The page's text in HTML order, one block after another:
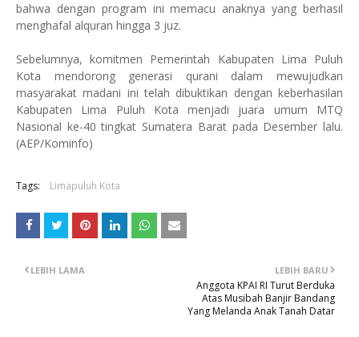
bahwa dengan program ini memacu anaknya yang berhasil
menghafal alquran hingga 3 juz.
Sebelumnya, komitmen Pemerintah Kabupaten Lima Puluh
Kota mendorong generasi qurani dalam mewujudkan
masyarakat madani ini telah dibuktikan dengan keberhasilan
Kabupaten Lima Puluh Kota menjadi juara umum MTQ
Nasional ke-40 tingkat Sumatera Barat pada Desember lalu.
(AEP/Kominfo)
Tags: Limapuluh Kota
LEBIH BARU
Anggota KPAI RI Turut Berduka
Atas Musibah Banjir Bandang
Yang Melanda Anak Tanah Datar
LEBIH LAMA